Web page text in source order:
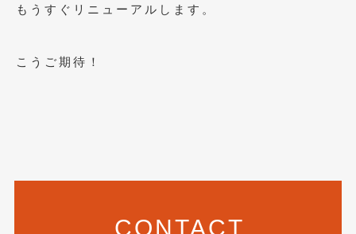
2022年12月(1)
2022年8月
2021年7月(7)
もうすぐリニューアルします。
こうご期待！
CONTACT